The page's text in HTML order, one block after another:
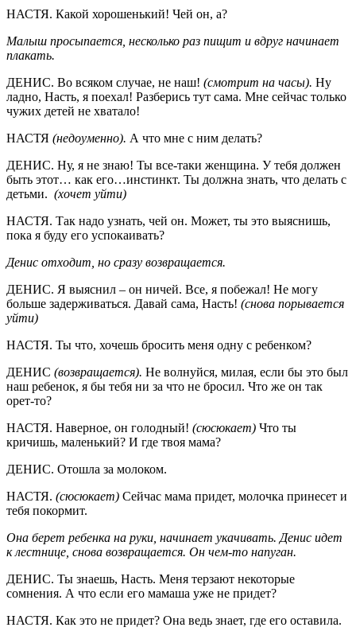
НАСТЯ. Какой хорошенький! Чей он, а?
Малыш просыпается, несколько раз пищит и вдруг начинает
плакать.
ДЕНИС. Во всяком случае, не наш! (смотрит на часы). Ну
ладно, Насть, я поехал! Разберись тут сама. Мне сейчас только
чужих детей не хватало!
НАСТЯ (недоуменно). А что мне с ним делать?
ДЕНИС. Ну, я не знаю! Ты все-таки женщина. У тебя должен
быть этот… как его…инстинкт. Ты должна знать, что делать с
детьми. (хочет уйти)
НАСТЯ. Так надо узнать, чей он. Может, ты это выяснишь,
пока я буду его успокаивать?
Денис отходит, но сразу возвращается.
ДЕНИС. Я выяснил – он ничей. Все, я побежал! Не могу
больше задерживаться. Давай сама, Насть! (снова порывается
уйти)
НАСТЯ. Ты что, хочешь бросить меня одну с ребенком?
ДЕНИС (возвращается). Не волнуйся, милая, если бы это был
наш ребенок, я бы тебя ни за что не бросил. Что же он так
орет-то?
НАСТЯ. Наверное, он голодный! (сюсюкает) Что ты
кричишь, маленький? И где твоя мама?
ДЕНИС. Отошла за молоком.
НАСТЯ. (сюсюкает) Сейчас мама придет, молочка принесет и
тебя покормит.
Она берет ребенка на руки, начинает укачивать. Денис идет
к лестнице, снова возвращается. Он чем-то напуган.
ДЕНИС. Ты знаешь, Насть. Меня терзают некоторые
сомнения. А что если его мамаша уже не придет?
НАСТЯ. Как это не придет? Она ведь знает, где его оставила.